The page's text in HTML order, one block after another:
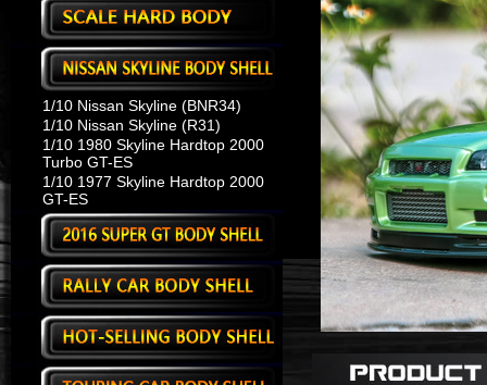
1/10 Nissan Skyline (BNR34)
1/10 Nissan Skyline (R31)
1/10 1980 Skyline Hardtop 2000
Turbo GT-ES
1/10 1977 Skyline Hardtop 2000
GT-ES